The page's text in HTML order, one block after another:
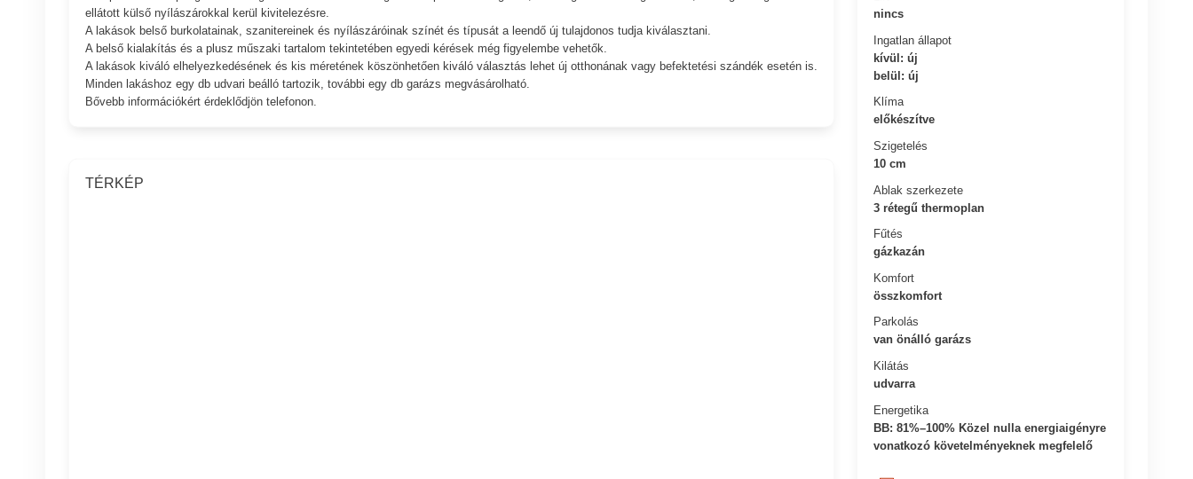
nincs
Ingatlan állapot
kívül: új
belül: új
Klíma
előkészítve
Szigetelés
10 cm
Ablak szerkezete
3 rétegű thermoplan
Fűtés
gázkazán
Komfort
összkomfort
Parkolás
van önálló garázs
Kilátás
udvarra
Energetika
BB: 81%–100% Közel nulla energiaigényre
vonatkozó követelményeknek megfelelő
ellátott külső nyílászárokkal kerül kivitelezésre.
A lakások belső burkolatainak, szanitereinek és nyílászáróinak színét és típusát a leendő új tulajdonos tudja kiválasztani.
A belső kialakítás és a plusz műszaki tartalom tekintetében egyedi kérések még figyelembe vehetők.
A lakások kiváló elhelyezkedésének és kis méretének köszönhetően kiváló választás lehet új otthonának vagy befektetési szándék esetén is.
Minden lakáshoz egy db udvari beálló tartozik, további egy db garázs megvásárolható.
Bővebb információkért érdeklődjön telefonon.
TÉRKÉP